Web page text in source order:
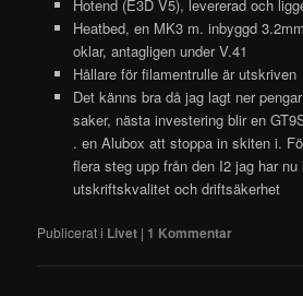
Hotend (E3D V5), levererad och
Heatbed, en MK3 m. inbyggd
oklar, antagligen under V.41
Hållare för filamentrulle är utskriven
Det känns bra då jag lagt ner
saker, nästa investering blir en
. en Alubox att stoppa in skiten i.
flera steg upp från den I2 jag har nu
utskriftskvalitet och driftsäkerhet
Publicerat i Livet | 1 Kommentar